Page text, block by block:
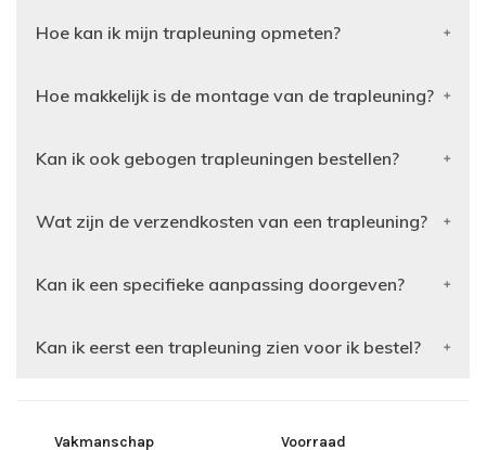
Hoe kan ik mijn trapleuning opmeten?
Hoe makkelijk is de montage van de trapleuning?
Kan ik ook gebogen trapleuningen bestellen?
Wat zijn de verzendkosten van een trapleuning?
Kan ik een specifieke aanpassing doorgeven?
Kan ik eerst een trapleuning zien voor ik bestel?
Vakmanschap Voorraad